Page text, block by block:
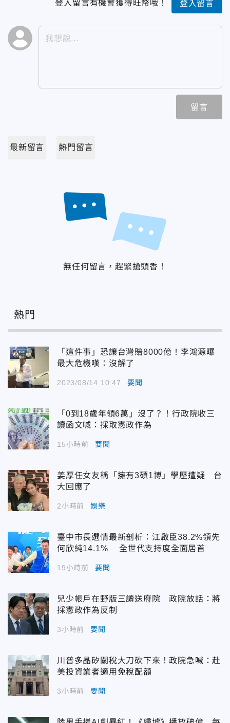
登入留言有機會獲得旺幣哦！ 登入留言
留言
最新留言 熱門留言
無任何留言，趕緊搶頭香！
熱門
「這件事」恐讓台灣賠8000億！李鴻源曝
最大危機嘆：沒解了
2023/08/14 10:47 要聞
「0到18歲年領6萬」沒了？！行政院收三
讀函文喊：採取憲政作為
15小時前 要聞
姜厚任女友稱「擁有3碩1博」學歷遭疑 台
大回應了
2小時前 娛樂
臺中市長選情最新剖析：江啟臣38.2%領先
何欣純14.1% 全世代支持度全面居首
19小時前 要聞
兒少帳戶在野版三讀送府院 政院放話：將
採憲政作為反制
3小時前 要聞
川普多晶矽關稅大刀砍下來！政院急喊：赴
美投資業者適用免稅配額
3小時前 要聞